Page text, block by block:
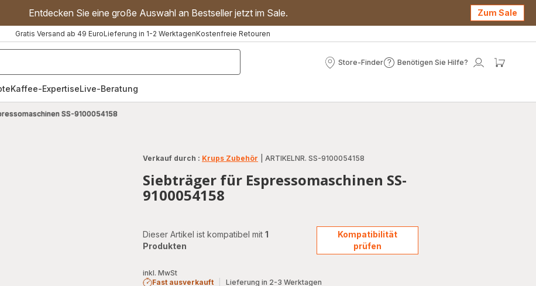
Entdecken Sie eine große Auswahl an Bestseller jetzt im Sale. Zum Sale
Gratis Versand ab 49 EuroLieferung in 1-2 WerktagenKostenfreie Retouren
Store-Finder
Store-
Benötigen Sie Hilfe?
Benötigen
Mein
Kaffee-ExpertiseLive-Beratung
SS-9100054158
Verkauf durch : Krups Zubehör ARTIKELNR. SS-9100054158
Siebträger für Espressomaschinen SS-
9100054158
Dieser Artikel ist kompatibel mit 1
Produkten
Kompatibilität
prüfen
inkl. MwSt
Fast ausverkauft
Lieferung in 2-3 Werktagen